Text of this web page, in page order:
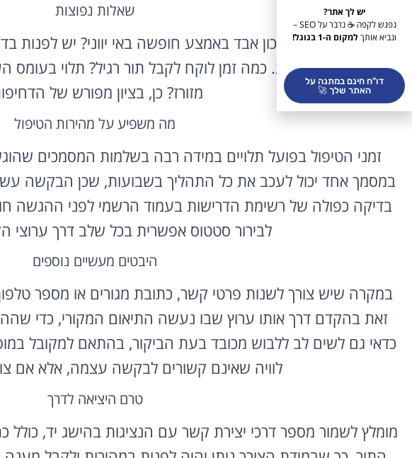
שאלות נפוצות
מה עושים אם דרכון אבד באמצע חופשה באי יווני? יש לפנות
תעודת מעבר זמנית. כמה זמן לוקח לקבל תור רגיל? תלוי בעומס
מזורז? כן, בציון מפורש של
מה משפיע על מהירות הטיפול
זמני הטיפול בפועל תלויים במידה רבה בשלמות המסמכים
במסמך אחד יכול לעכב את כל התהליך בשבועות, שכן הבקשה
בדיקה כפולה של רשימת הדרישות בעמוד הרשמי לפני ההגשה
לבירור סטטוס אפשרית בכל שלב דרך ערוצי
היבטים מעשיים נוספים
במקרה שיש צורך לשנות פרטי קשר, כתובת מגורים או מספר
זאת בהקדם דרך אותו ערוץ שבו נעשה התיאום המקורי, כדי
כדאי גם לשים לב ללבוש מכובד בעת הביקור, בהתאם למקובל
לוויה שאינם קשורים לבקשה עצמה, אלא אם
טרם היציאה לדרך
מומלץ לשמור מספר דרכי יצירת קשר עם הנציגות בהישג יד,
יש לך אתר?
נפגש לקפה ☕ נדבר על SEO –
ונביא אותךלמקום ה-1 בגוגל!
דו"ח חינם במתנה על
האתר שלך 🚀